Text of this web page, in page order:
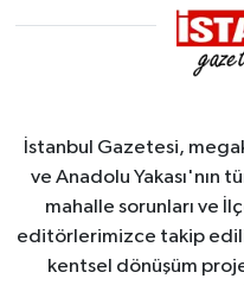
İstanbul Gazetesi,
ve Anadolu Yakası'nın
mahalle sorunları ve
editörlerimizce takip
kentsel dönüşüm